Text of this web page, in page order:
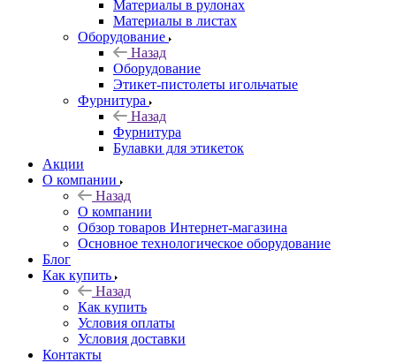
Материалы в рулонах
Материалы в листах
Оборудование
Назад
Оборудование
Этикет-пистолеты игольчатые
Фурнитура
Назад
Фурнитура
Булавки для этикеток
Акции
О компании
Назад
О компании
Обзор товаров Интернет-магазина
Основное технологическое оборудование
Блог
Как купить
Назад
Как купить
Условия оплаты
Условия доставки
Контакты